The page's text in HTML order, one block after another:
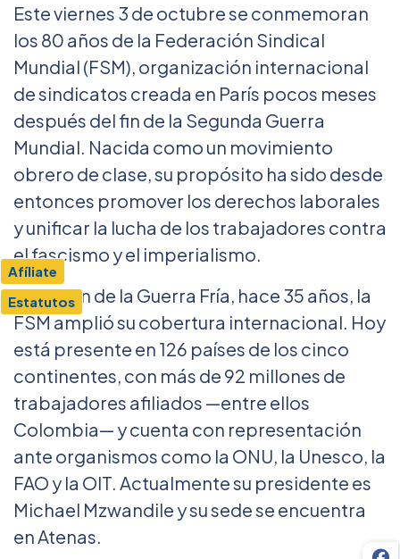
Afíliate
Estatutos
Este viernes 3 de octubre se conmemoran
los 80 años de la Federación Sindical
Mundial (FSM), organización internacional
de sindicatos creada en París pocos meses
después del fin de la Segunda Guerra
Mundial. Nacida como un movimiento
obrero de clase, su propósito ha sido desde
entonces promover los derechos laborales
y unificar la lucha de los trabajadores contra
el fascismo y el imperialismo.
Con el fin de la Guerra Fría, hace 35 años, la
FSM amplió su cobertura internacional. Hoy
está presente en 126 países de los cinco
continentes, con más de 92 millones de
trabajadores afiliados —entre ellos
Colombia— y cuenta con representación
ante organismos como la ONU, la Unesco, la
FAO y la OIT. Actualmente su presidente es
Michael Mzwandile y su sede se encuentra
en Atenas.